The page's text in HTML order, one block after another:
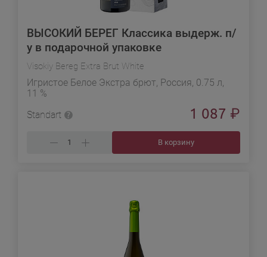
ВЫСОКИЙ БЕРЕГ Классика выдерж. п/
у в подарочной упаковке
Visokiy Bereg Extra Brut White
Игристое Белое Экстра брют, Россия, 0.75 л,
11 %
Standart
1 087 ₽
В корзину